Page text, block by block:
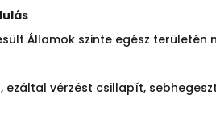
Államok szinte egész
vérzést csillapít,